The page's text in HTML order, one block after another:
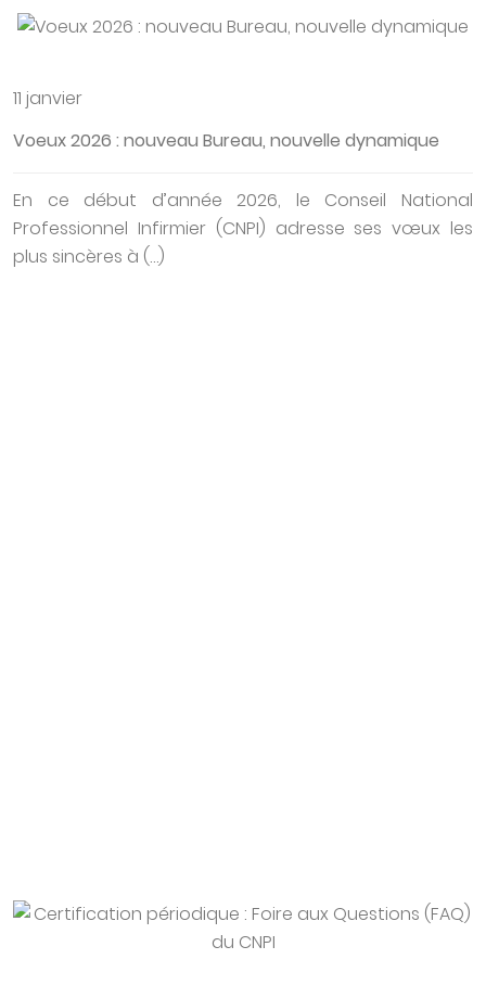
11 janvier
Voeux 2026 : nouveau Bureau, nouvelle dynamique
En ce début d’année 2026, le Conseil National
Professionnel Infirmier (CNPI) adresse ses vœux les
plus sincères à (…)